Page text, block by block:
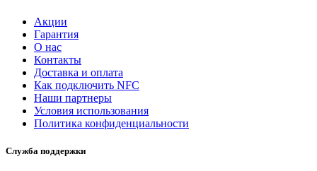
Акции
Гарантия
O нас
Контакты
Доставка и оплата
Как подключить NFC
Наши партнеры
Условия использования
Политика конфиденциальности
Служба поддержки